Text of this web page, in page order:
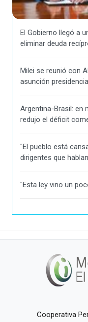
El Gobierno llegó a
eliminar deuda
Milei se reunió con
asunción
Argentina-Brasil: en
redujo el déficit
"El pueblo está
dirigentes que
"Esta ley vino un
Cooperativa